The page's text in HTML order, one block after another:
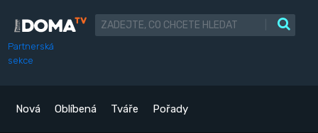
Partnerská
sekce
Nová Oblíbená Tváře Pořady